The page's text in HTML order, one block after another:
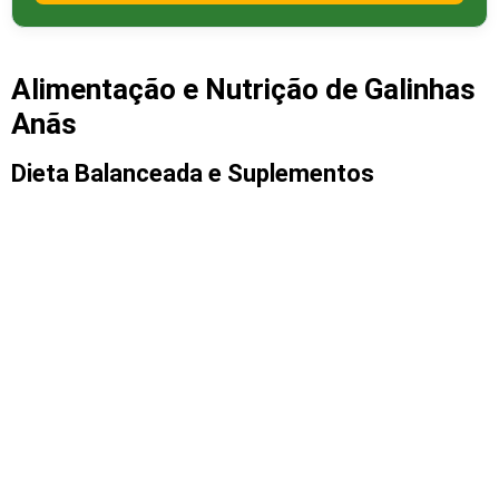
Alimentação e Nutrição de Galinhas
Anãs
Dieta Balanceada e Suplementos